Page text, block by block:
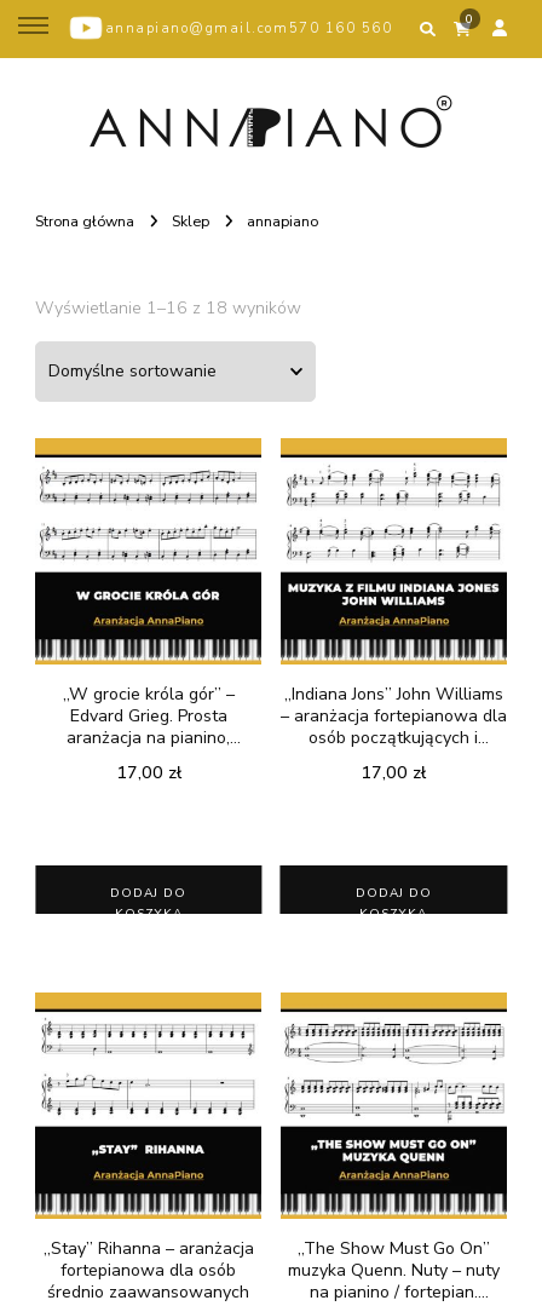
annapiano@gmail.com 570 160 560 0
Strona główna Sklep annapiano
Wyświetlanie 1–16 z 18 wyników
„W grocie króla gór” –
Edvard Grieg. Prosta
aranżacja na pianino,
AnnaPiano
17,00 zł
DODAJ DO
KOSZYKA
„Indiana Jons” John Williams
– aranżacja fortepianowa dla
osób początkujących i
17,00 zł
DODAJ DO
KOSZYKA
„Stay” Rihanna – aranżacja
fortepianowa dla osób
średnio zaawansowanych
„The Show Must Go On”
muzyka Quenn. Nuty – nuty
na pianino / fortepian.